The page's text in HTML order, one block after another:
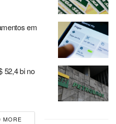
em
52,4 bi no
MORE